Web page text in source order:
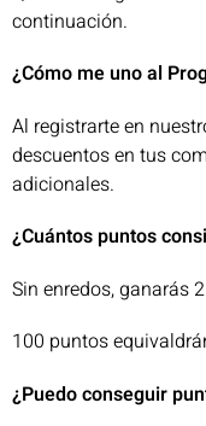
continuación.
¿Cómo me uno al
Al registrarte en
descuentos en tus
adicionales.
¿Cuántos puntos
Sin enredos, ganarás
100 puntos
¿Puedo conseguir